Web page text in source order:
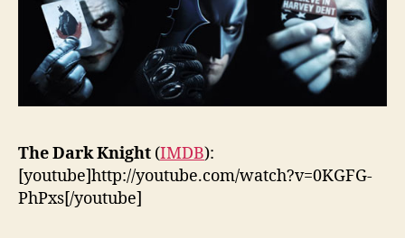
The Dark Knight (IMDB):
[youtube]http://youtube.com/watch?v=0KGFG-
PhPxs[/youtube]